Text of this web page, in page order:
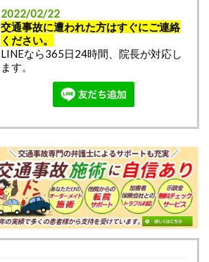
2022/02/22
交通事故に遭われた方はすぐにご連絡
ください。
LINEなら365日24時間、院長が対応し
ます。